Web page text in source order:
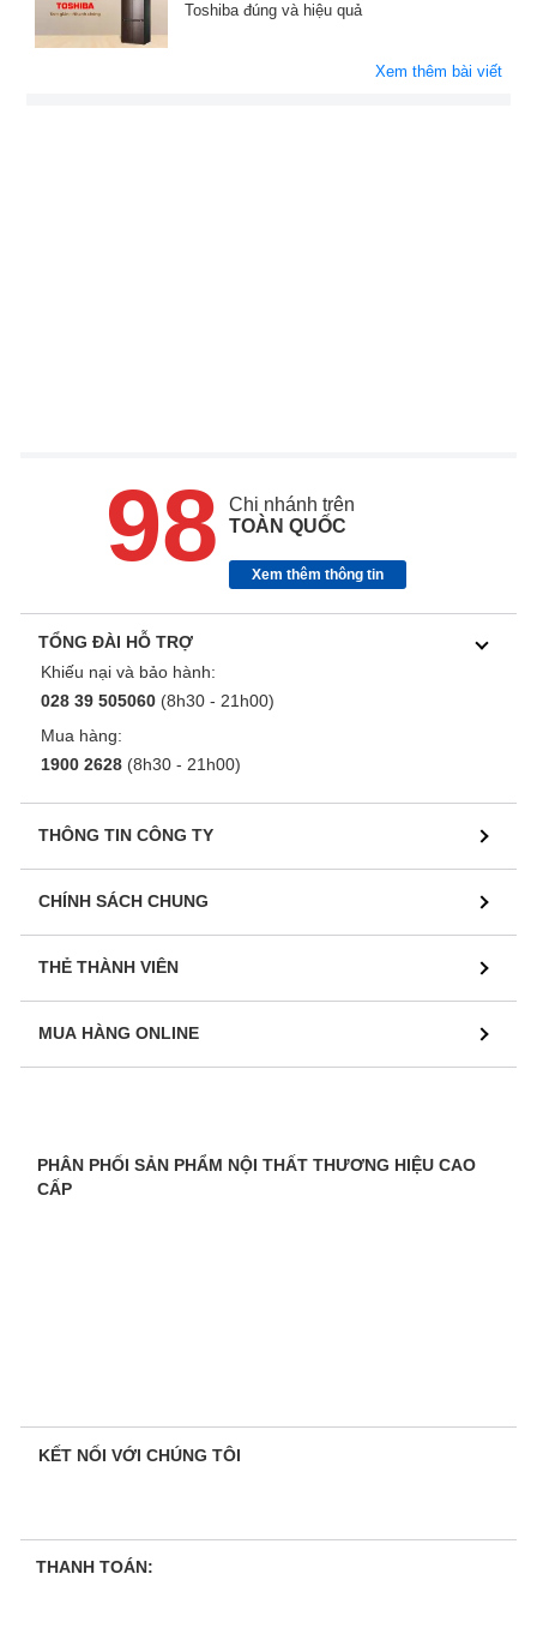
Toshiba đúng và hiệu quả
Xem thêm bài viết
98
Chi nhánh trên
TOÀN QUỐC
Xem thêm thông tin
TỔNG ĐÀI HỖ TRỢ
Khiếu nại và bảo hành:
028 39 505060 (8h30 - 21h00)
Mua hàng:
1900 2628 (8h30 - 21h00)
THÔNG TIN CÔNG TY
CHÍNH SÁCH CHUNG
THẺ THÀNH VIÊN
MUA HÀNG ONLINE
PHÂN PHỐI SẢN PHẨM NỘI THẤT THƯƠNG HIỆU CAO
CẤP
KẾT NỐI VỚI CHÚNG TÔI
THANH TOÁN: